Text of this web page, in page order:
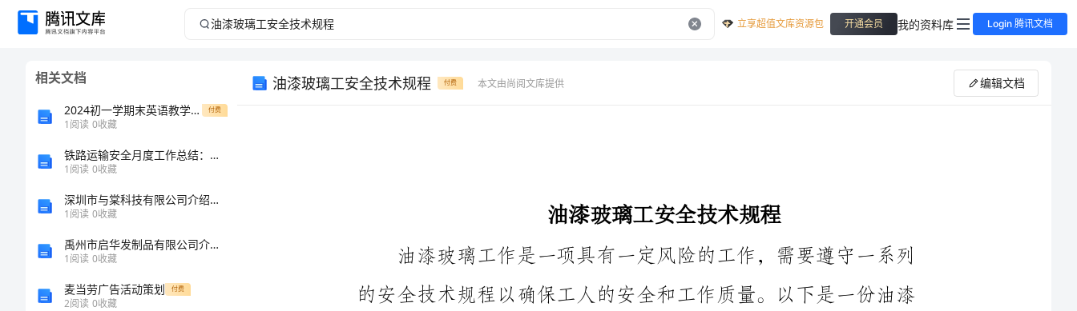
油
立享超值文库资源包 开通会员 我的资料库 Login 腾讯文档
相关文档
2024初一学期末英语教学总结 付费
1阅读 0收藏
铁路运输安全月度工作总结：强化应急响应能力，有效应对突发事件
1阅读 0收藏
深圳市与棠科技有限公司介绍企业发展分析报告
1阅读 0收藏
禹州市启华发制品有限公司介绍企业发展分析报告
1阅读 0收藏
麦当劳广告活动策划 付费
2阅读 0收藏
油漆玻璃工安全技术规程 付费 本文由尚阅文库提供 编辑文档
油漆玻璃工作是一项具有一定风险的工作，需要遵守一系列
玻璃工安全技术规程的示例，共____字。
一、工作环境准备